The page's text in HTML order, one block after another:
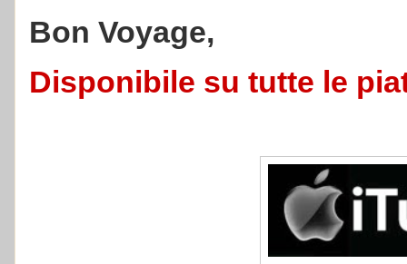
Bon Voyage,
Disponibile su tutte le